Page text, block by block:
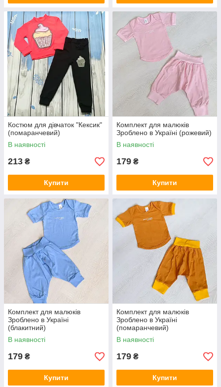
Костюм для дівчаток "Кексик"
(помаранчевий)
В наявності
213 ₴
Купити
Комплект для малюків
Зроблено в Україні (рожевий)
В наявності
179 ₴
Купити
Комплект для малюків
Зроблено в Україні
(блакитний)
В наявності
179 ₴
Купити
Комплект для малюків
Зроблено в Україні
(помаранчевий)
В наявності
179 ₴
Купити